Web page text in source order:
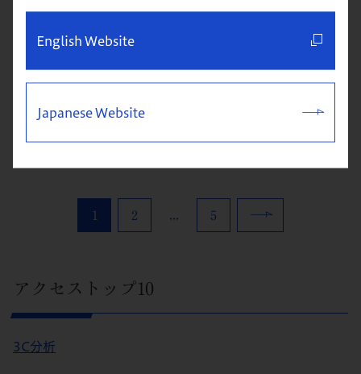
English Website
Japanese Website
CPAとは「Cost per Acquisition」の略語で、1人
の顧客を獲得するために要した費用のこと。マー
ケティングやプロモーションの効率性を見る指標
念ではあるが、近年は顧客がどの媒体から流入し...
1 2 5
アクセストップ10
3C分析